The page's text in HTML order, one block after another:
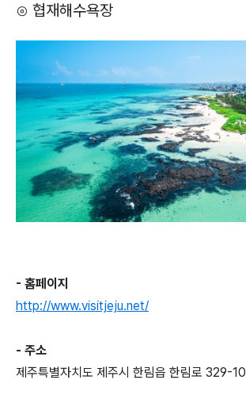
⊙ 협재해수욕장
- 홈페이지
http://www.visitjeju.net/
- 주소
제주특별자치도 제주시 한림읍 한림로 329-10